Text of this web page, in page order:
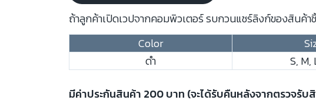
ถ้าลูกค้าเปิดเวปจากคอมพิวเตอร์ รบกวนแชร์ลิงก์ของสินค้
Color
ดำ
S, M,
มีค่าประกันสินค้า 200 บาท (จะได้รับคืนหลังจากตรวจรับ